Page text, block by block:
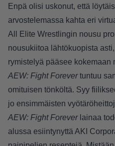
Enpä olisi uskonut, että
arvostelemassa kahta eri
All Elite Wrestlingin nousu
nousukiitoa lähtökuopista
rymistelyä pääsee kokemaan
AEW: Fight Forevertuntuu
omituisen tönköltä. Syy
jo ensimmäisten
AEW: Fight Foreverlainaa
alussa esiintynyttä AKI